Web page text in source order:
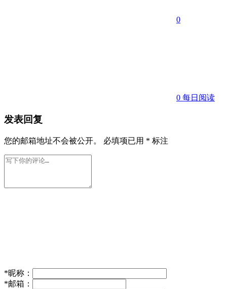
0
0 每日阅读
发表回复
您的邮箱地址不会被公开。 必填项已用 * 标注
*昵称：
*邮箱：